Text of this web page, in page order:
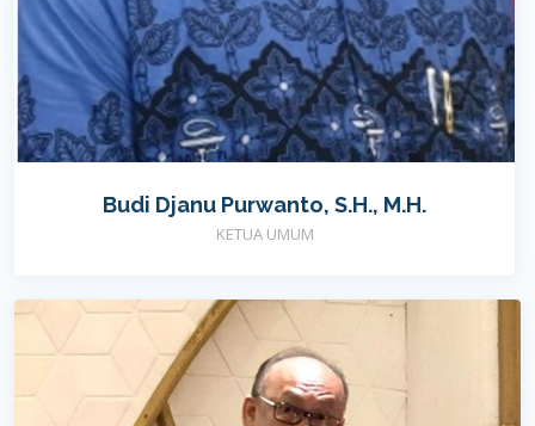
Budi Djanu Purwanto, S.H., M.H.
KETUA UMUM